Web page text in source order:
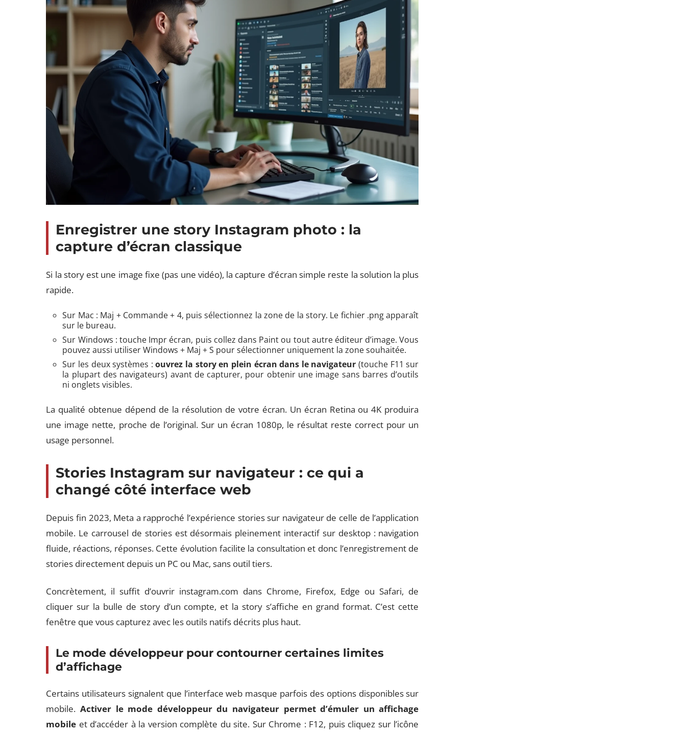
Enregistrer une story Instagram photo : la
capture d’écran classique
Si la story est une image fixe (pas une vidéo), la capture d’écran simple reste la solution la plus
rapide.
Sur Mac : Maj + Commande + 4, puis sélectionnez la zone de la story. Le fichier .png apparaît
sur le bureau.
Sur Windows : touche Impr écran, puis collez dans Paint ou tout autre éditeur d’image. Vous
pouvez aussi utiliser Windows + Maj + S pour sélectionner uniquement la zone souhaitée.
Sur les deux systèmes :ouvrez la story en plein écran dans le navigateur (touche F11 sur
la plupart des navigateurs) avant de capturer, pour obtenir une image sans barres d’outils
ni onglets visibles.
La qualité obtenue dépend de la résolution de votre écran. Un écran Retina ou 4K produira
une image nette, proche de l’original. Sur un écran 1080p, le résultat reste correct pour un
usage personnel.
Stories Instagram sur navigateur : ce qui a
changé côté interface web
Depuis fin 2023, Meta a rapproché l’expérience stories sur navigateur de celle de l’application
mobile. Le carrousel de stories est désormais pleinement interactif sur desktop : navigation
fluide, réactions, réponses. Cette évolution facilite la consultation et donc l’enregistrement de
stories directement depuis un PC ou Mac, sans outil tiers.
Concrètement, il suffit d’ouvrir instagram.com dans Chrome, Firefox, Edge ou Safari, de
cliquer sur la bulle de story d’un compte, et la story s’affiche en grand format. C’est cette
fenêtre que vous capturez avec les outils natifs décrits plus haut.
Le mode développeur pour contourner certaines limites
d’affichage
Certains utilisateurs signalent que l’interface web masque parfois des options disponibles sur
mobile. Activer le mode développeur du navigateur permet d’émuler un affichage
mobile et d’accéder à la version complète du site. Sur Chrome : F12, puis cliquez sur l’icône